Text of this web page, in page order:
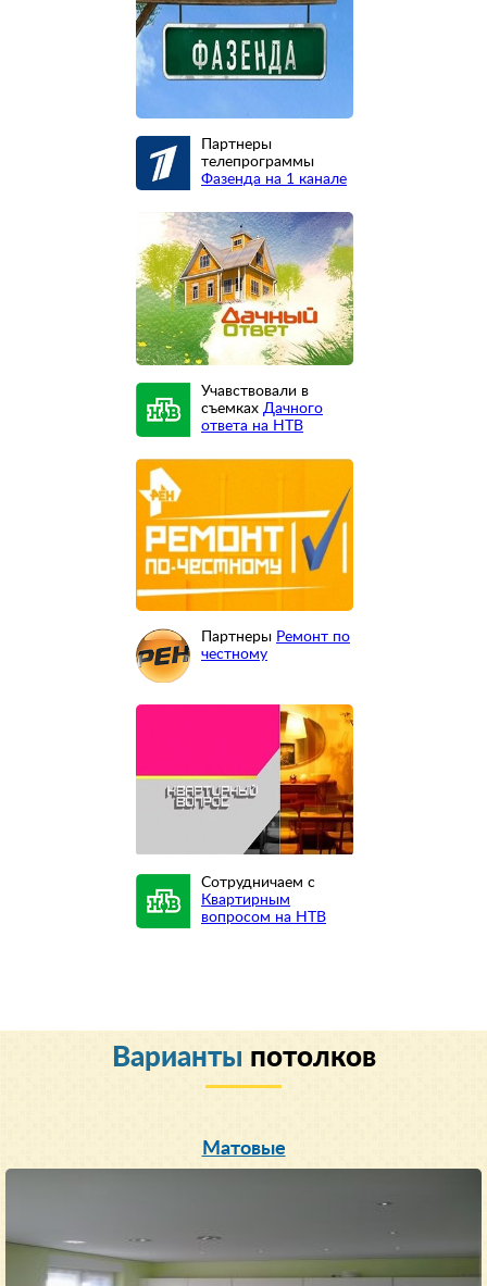
Партнеры
телепрограммы
Фазенда на 1 канале
Учавствовали в
съемках Дачного
ответа на НТВ
Партнеры Ремонт по
честному
Сотрудничаем с
Квартирным
вопросом на НТВ
Варианты потолков
Матовые